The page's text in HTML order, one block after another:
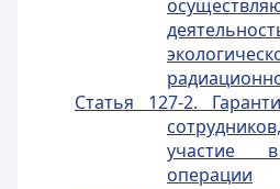
Статья 127-2.
участие
операции